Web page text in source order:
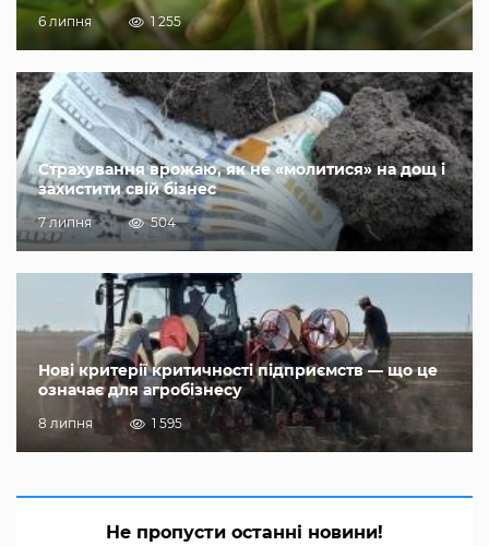
6 липня 1 255
Страхування врожаю, як не «молитися» на дощ і
захистити свій бізнес
7 липня 504
Нові критерії критичності підприємств — що це
означає для агробізнесу
8 липня 1 595
Не пропусти останні новини!